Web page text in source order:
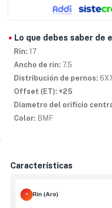
Lo que debes saber de
Rin: 17
Ancho de rin: 7.5
Distribución de pernos:
Offset (ET): +25
Diametro del orificio
Color: BMF
Características
Rin (Aro)